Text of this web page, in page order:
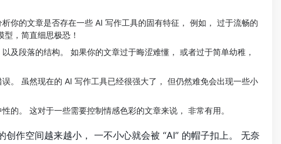
你的文章是否存在一些 AI 写作工具的固有特征， 例如， 过于流畅的
，简直细思极恐！
及段落的结构。 如果你的文章过于晦涩难懂， 或者过于简单幼稚，
。 虽然现在的 AI 写作工具已经很强大了， 但仍然难免会出现一些小
的。 这对于一些需要控制情感色彩的文章来说， 非常有用。
作空间越来越小， 一不小心就会被 “AI” 的帽子扣上。 无奈